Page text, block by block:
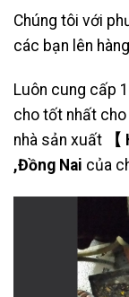
Chúng tôi với
các bạn lên
Luôn cung cấp
cho tốt nhất
nhà sản xuất
,Đồng Nai của